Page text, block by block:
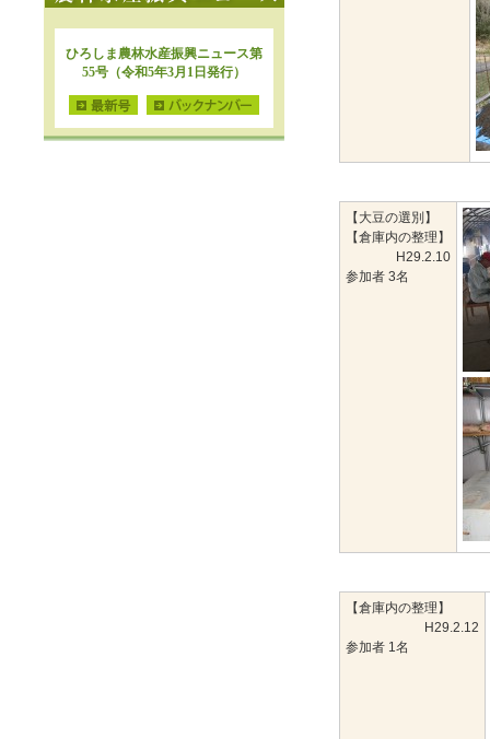
【大豆の選別】
【倉庫内の整理】
H29.2.10
参加者 3名
【倉庫内の整理】
H29.2.12
参加者 1名